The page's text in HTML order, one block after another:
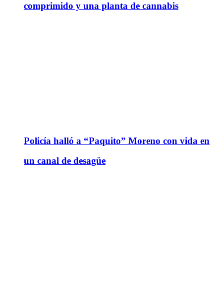
comprimido y una planta de cannabis
Policía halló a “Paquito” Moreno con vida en
un canal de desagüe